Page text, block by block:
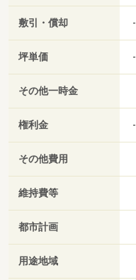
敷引・償却 -
坪単価 -
その他一時金
権利金 -
その他費用
維持費等
都市計画
用途地域